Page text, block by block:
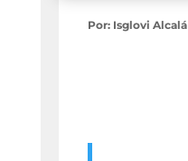
Por: Isglovi Alcalá